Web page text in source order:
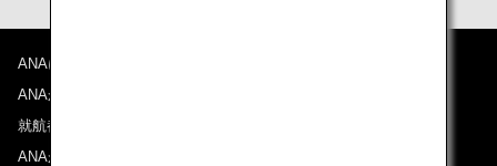
ANAについて
ANAからのお知らせ
就航都市
ANAがお約束する体験